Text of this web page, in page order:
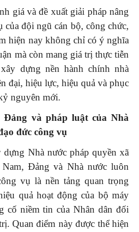
giá và đề xuất giải pháp nâng
của đội ngũ cán bộ, công chức,
hiện nay không chỉ có ý nghĩa
mà còn mang giá trị thực tiễn
dựng nền hành chính nhà
đại, hiệu lực, hiệu quả và phục
nguyên mới.
Đảng và pháp luật của Nhà
đức công vụ
Nhà nước pháp quyền xã
Đảng và Nhà nước luôn
vụ là nền tảng quan trọng
quả hoạt động của bộ máy
cố niềm tin của Nhân dân đối
Quan điểm này được thể hiện